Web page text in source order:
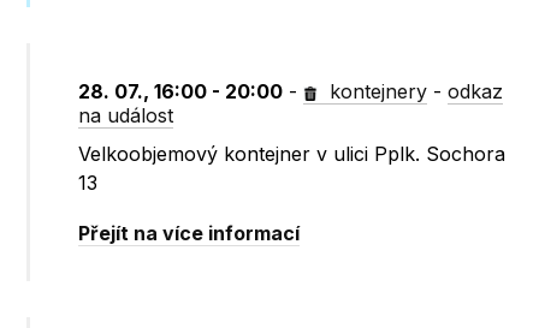
28. 07., 16:00 - 20:00 - kontejnery -odkaz
na událost
Velkoobjemový kontejner v ulici Pplk. Sochora
13
Přejít na více informací